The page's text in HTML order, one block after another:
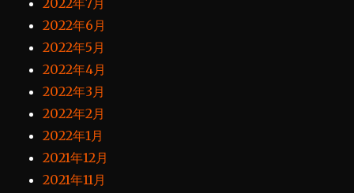
2022年7月
2022年6月
2022年5月
2022年4月
2022年3月
2022年2月
2022年1月
2021年12月
2021年11月